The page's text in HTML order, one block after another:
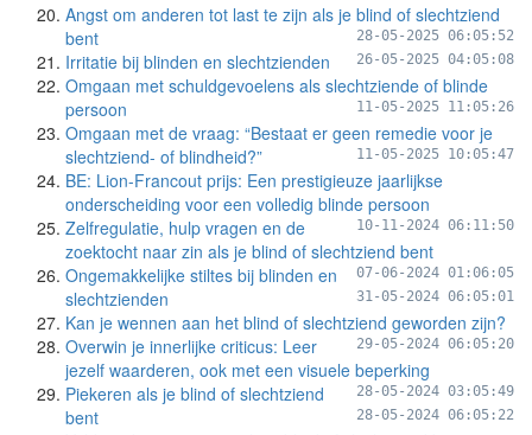
Angst om anderen tot last te zijn als je blind of slechtziend
bent
28-05-2025 06:05:52
Irritatie bij blinden en slechtzienden 26-05-2025 04:05:08
Omgaan met schuldgevoelens als slechtziende of blinde
persoon
11-05-2025 11:05:26
Omgaan met de vraag: “Bestaat er geen remedie voor je
slechtziend- of blindheid?”
11-05-2025 10:05:47
BE: Lion-Francout prijs: Een prestigieuze jaarlijkse
onderscheiding voor een volledig blinde persoon
10-11-2024 06:11:50
Zelfregulatie, hulp vragen en de
zoektocht naar zin als je blind of slechtziend bent
07-06-2024 01:06:05
Ongemakkelijke stiltes bij blinden en
slechtzienden
31-05-2024 06:05:01
Kan je wennen aan het blind of slechtziend geworden zijn?
29-05-2024 06:05:20
Overwin je innerlijke criticus: Leer
jezelf waarderen, ook met een visuele beperking
28-05-2024 03:05:49
Piekeren als je blind of slechtziend
bent
28-05-2024 06:05:22